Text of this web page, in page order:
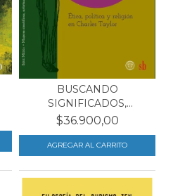
BUSCANDO
SIGNIFICADOS,
REENCANTANDO EL M...
$36.900,00